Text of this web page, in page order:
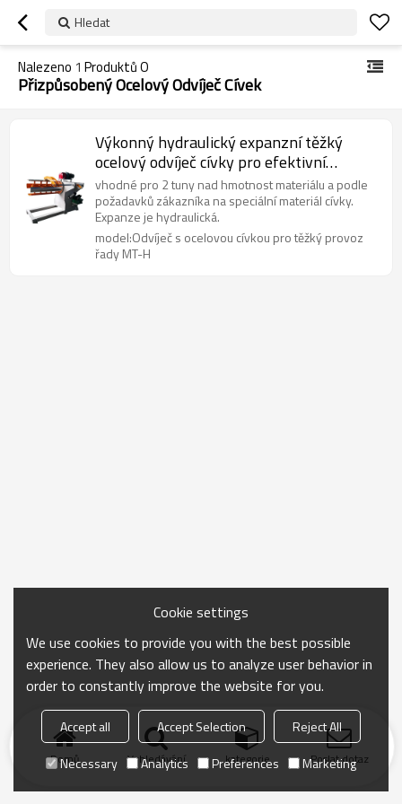
Hledat
Nalezeno 1 Produktů O
Přizpůsobený Ocelový Odvíječ Cívek
Výkonný hydraulický expanzní těžký
ocelový odvíječ cívky pro efektivní
manipulaci s cívkou
vhodné pro 2 tuny nad hmotnost materiálu a podle
požadavků zákazníka na speciální materiál cívky.
Expanze je hydraulická.
model:Odvíječ s ocelovou cívkou pro těžký provoz
řady MT-H
Domů Vyhledávání kategorie Poslat dotaz
Cookie settings
We use cookies to provide you with the best possible
experience. They also allow us to analyze user behavior in
order to constantly improve the website for you.
Accept all Accept Selection
Reject All
Necessary
Analytics Preferences Marketing